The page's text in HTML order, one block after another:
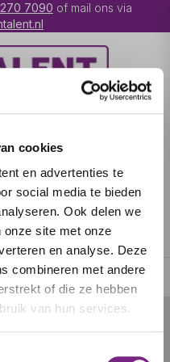
cookies
en advertenties te
social media te bieden
Ook delen we
onze site met onze
en analyse. Deze
combineren met andere
of die ze hebben
van hun services.
7090 of mail ons via
UITZENDKRACHT
OVER STUDENTALENT